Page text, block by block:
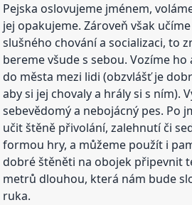
Pejska oslovujeme jménem,
jej opakujeme. Zároveň však
slušného chování a socializaci, to
bereme všude s sebou. Vozíme
do města mezi lidi (obzvlášť je
aby si jej chovaly a hrály si s ním).
sebevědomý a nebojácný pes. Po
učit štěně přivolání, zalehnutí či
formou hry, a můžeme použít i
dobré štěněti na obojek připevnit
metrů dlouhou, která nám bude
ruka.